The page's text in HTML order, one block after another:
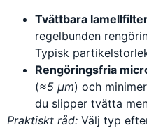
Tvättbara
regelbunden
Typisk
Rengöringsfria
(≈5 µm) och
du slipper tvätta
Praktiskt råd: Välj typ